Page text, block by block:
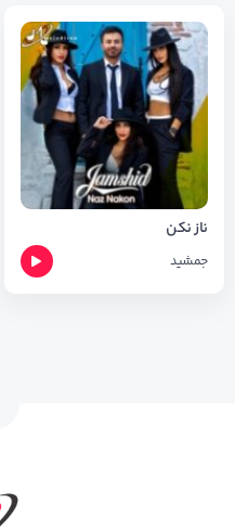
ناز نکن
جمشید